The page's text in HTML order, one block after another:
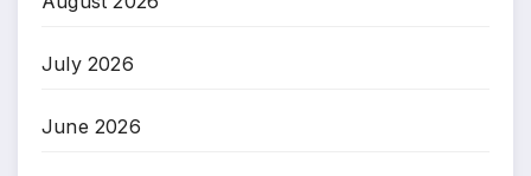
July 2026
June 2026